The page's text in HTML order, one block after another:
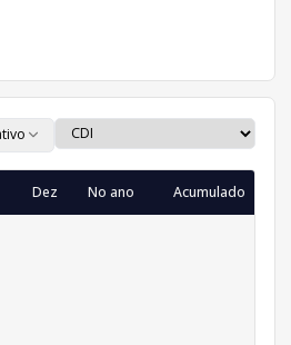
Dez No ano Acumulado